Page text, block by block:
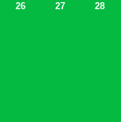
26 27
28